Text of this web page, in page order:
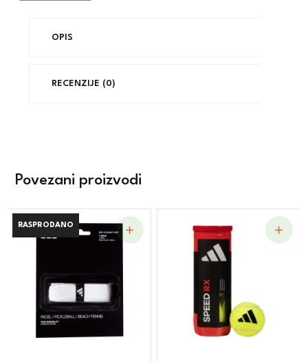
OPIS
RECENZIJE (0)
Povezani proizvodi
RASPRODANO
RASPRODANO